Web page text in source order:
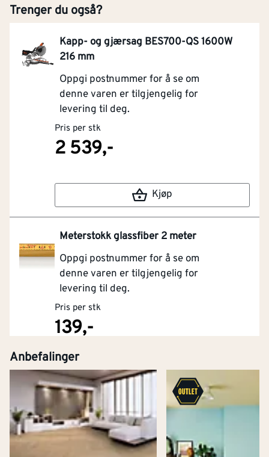
Trenger du også?
Kapp- og gjærsag BES700-QS 1600W
216 mm
Oppgi postnummer for å se om
denne varen er tilgjengelig for
levering til deg.
Pris per stk
2 539,-
Kjøp
Meterstokk glassfiber 2 meter
Oppgi postnummer for å se om
denne varen er tilgjengelig for
levering til deg.
Pris per stk
139,-
Kjøp
Anbefalinger